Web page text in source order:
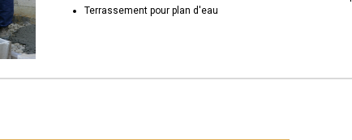
Terrassement pour plan d'eau